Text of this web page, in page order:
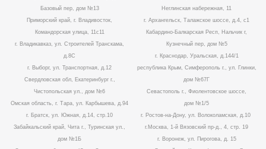
Базовый пер, дом №13
Приморский край, г. Владивосток,
Командорская улица, 11с11
г. Владикавказ, ул. Строителей Транскама,
д.8С
г. Выборг, ул. Транспортная, д.12
Свердловская обл, Екатеринбург г.,
Чистопольская ул., дом №6
Омская область, г. Тара, ул. Карбышева, д.94
г. Братск, ул. Южная, д.14, стр.10
Забайкальский край, Чита г., Туринская ул.,
дом №1Б
Неглинская набережная, 11
г. Архангельск, Талажское шоссе, д.4, с1
Кабардино-Балкарская Респ, Нальчик г,
Кузнечный пер, дом №5
г. Краснодар, Уральская, д.144/1
республика Крым, Симферополь г., ул. Глинки,
дом №67Г
Севастополь г., Фиолентовское шоссе,
дом №1/5
г. Ростов-на-Дону, ул. Волоколамская, д.10
г.Москва, 1-й Вязовский пр-д., 4, стр. 19
г. Воронеж, ул. Пирогова, д. 15